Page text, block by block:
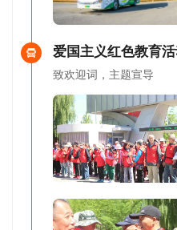
爱国主义红色教育
致欢迎词，主题宣导